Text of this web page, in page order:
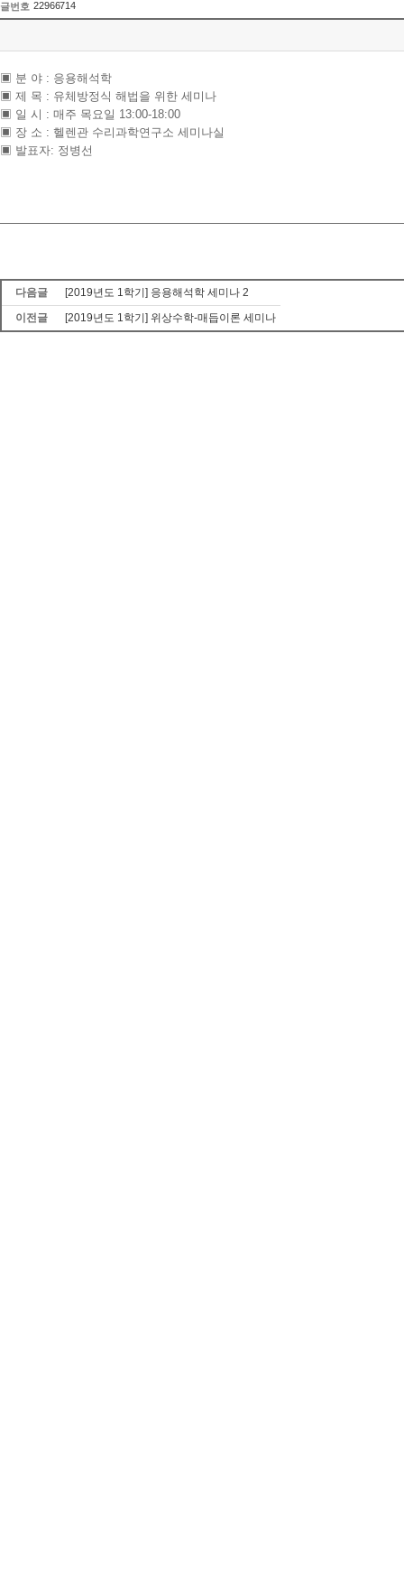
글번호 22966714
▣ 분 야 : 응용해석학
▣ 제 목 : 유체방정식 해법을 위한 세미나
▣ 일 시 : 매주 목요일 13:00-18:00
▣ 장 소 : 헬렌관 수리과학연구소 세미나실
▣ 발표자: 정병선
다음글
[2019년도 1학기] 응용해석학 세미나 2
이전글
[2019년도 1학기] 위상수학-매듭이론 세미나